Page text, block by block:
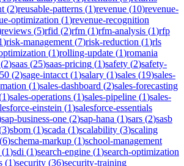
(2)reusable-patterns (1)revenue (10)revenue-
optimization (1)revenue-recognition
reviews (5)rfid (2)rfm (1)rfm-analysis (1)rfp
)risk-management (7)risk-reduction (1)rls
(1)rolling-update (1)romania
(2)saas (25)saas-pricing (1)safety (2)safety-
(2)sage-intacct (1)salary (1)sales (19)sales-
(1)sales-dashboard (2)sales-forecasting
1)sales-operations (1)sales-pipeline (1)sales-
einstein (1)salesforce-essentials
sap-business-one (2)sap-hana (1)sars (2)sasb
3)sbom (1)scada (1)scalability (3)scaling
(6)schema-markup (1)school-management
(1)sdi (1)search-engine (1)search-optimization
(1)security (36)security-training